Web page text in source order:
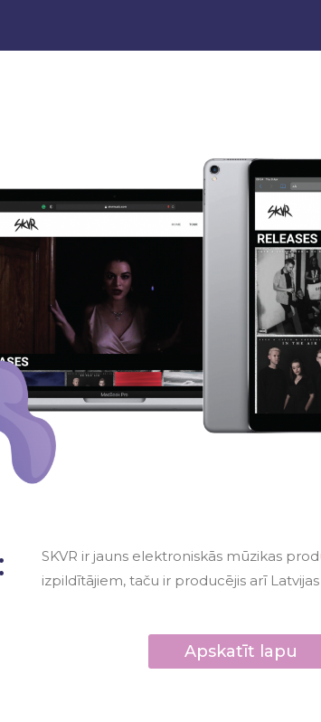
SKVR ir jauns elektroniskās mūzikas
izpildītājiem, taču ir producējis arī
Apskatīt lapu